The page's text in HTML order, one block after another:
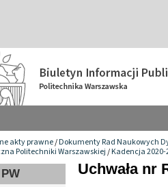
akty prawne/Dokumenty Rad Naukowych
Politechniki Warszawskiej/Kadencja 2020-
Uchwała nr